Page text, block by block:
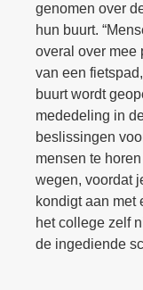
genomen over
hun buurt.
overal over mee
van een
buurt wordt
mededeling in
beslissingen
mensen te
wegen, voordat
kondigt aan met
het college zelf
de ingediende